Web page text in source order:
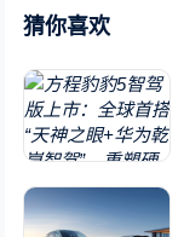
猜你喜欢